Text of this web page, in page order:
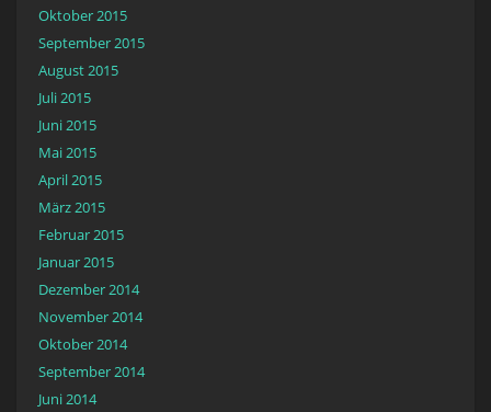
Oktober 2015
September 2015
August 2015
Juli 2015
Juni 2015
Mai 2015
April 2015
März 2015
Februar 2015
Januar 2015
Dezember 2014
November 2014
Oktober 2014
September 2014
Juni 2014